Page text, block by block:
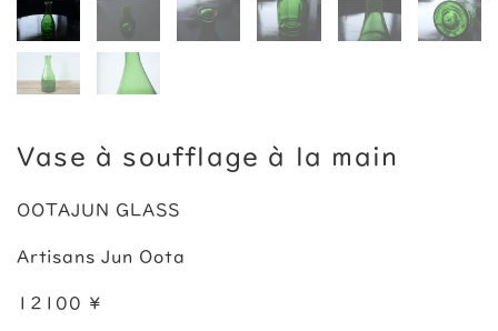
Vase à soufflage à la main
OOTAJUN GLASS
Artisans Jun Oota
12100 ¥